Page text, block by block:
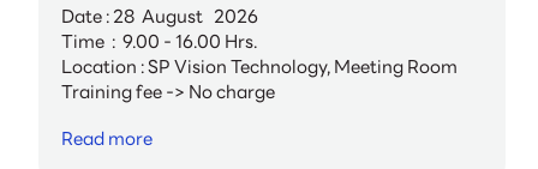
Date : 28 August 2026
Time : 9.00 - 16.00 Hrs.
Location : SP Vision Technology, Meeting Room
Training fee -> No charge
Read more